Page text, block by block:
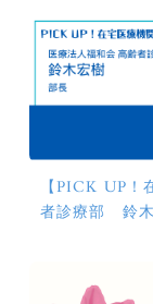
【PICK UP！
者診療部 鈴